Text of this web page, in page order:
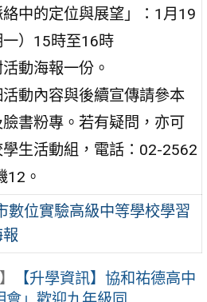
中的定位與展望」：1月19
一）15時至16時
動海報一份。
活動內容與後續宣傳請參本
書粉專。若有疑問，亦可
生活動組，電話：02-2562
12。
數位實驗高級中等學校學習
【升學資訊】協和祐德高中